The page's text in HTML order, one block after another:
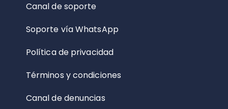
Canal de soporte
Soporte vía WhatsApp
Política de privacidad
Términos y condiciones
Canal de denuncias